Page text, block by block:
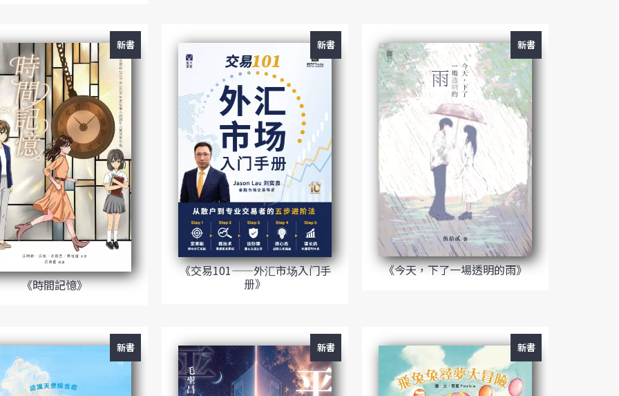
新書
《時間記憶》
新書
《交易101——外汇市场入门手
册》
新書
《今天，下了一場透明的雨》
新書 新書 新書